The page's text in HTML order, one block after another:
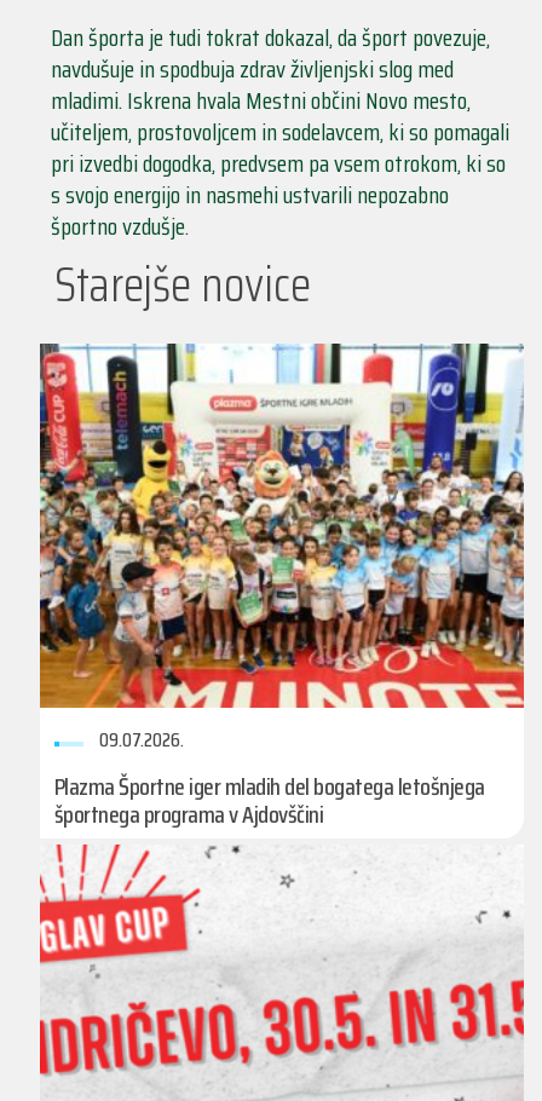
Dan športa je tudi tokrat dokazal, da šport povezuje,
navdušuje in spodbuja zdrav življenjski slog med
mladimi. Iskrena hvala Mestni občini Novo mesto,
učiteljem, prostovoljcem in sodelavcem, ki so pomagali
pri izvedbi dogodka, predvsem pa vsem otrokom, ki so
s svojo energijo in nasmehi ustvarili nepozabno
športno vzdušje.
Starejše novice
09.07.2026.
Plazma Športne iger mladih del bogatega letošnjega
športnega programa v Ajdovščini